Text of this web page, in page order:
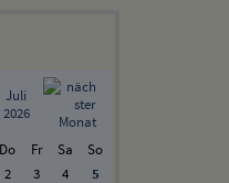
Juli
2026
Do Fr Sa
So
2 3 4
5